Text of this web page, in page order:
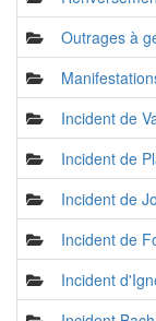
Outrages à
Incident de
Incident de
Incident de
Incident de
Incident